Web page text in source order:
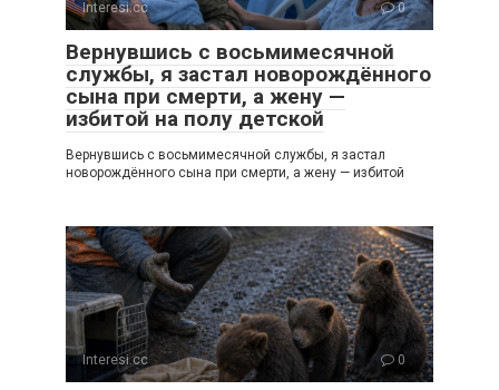
Interesi.cc 0
Вернувшись с восьмимесячной
службы, я застал новорождённого
сына при смерти, а жену —
избитой на полу детской
Вернувшись с восьмимесячной службы, я застал
новорождённого сына при смерти, а жену — избитой
Interesi.cc 0